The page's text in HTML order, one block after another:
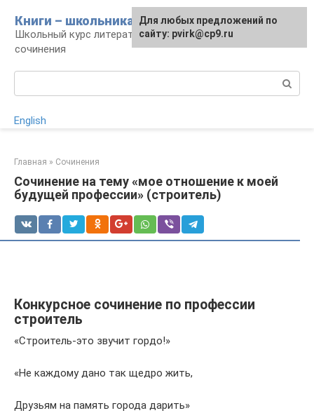
контенту
Книги – школьникам
Школьный курс литературы: уроки и
сочинения
English
Главная » Сочинения
Сочинение на тему «мое отношение к моей
будущей профессии» (строитель)
Конкурсное сочинение по профессии
строитель
«Строитель-это звучит гордо!»
«Не каждому дано так щедро жить,
Друзьям на память города дарить»
Для любых предложений по
сайту: pvirk@cp9.ru